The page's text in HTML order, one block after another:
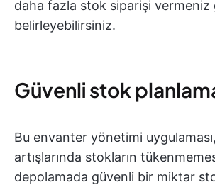
daha fazla stok siparişi vermeniz
belirleyebilirsiniz.
Güvenli stok
Bu envanter yönetimi
artışlarında stokların
depolamada güvenli bir miktar